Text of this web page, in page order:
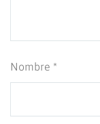
Nombre *